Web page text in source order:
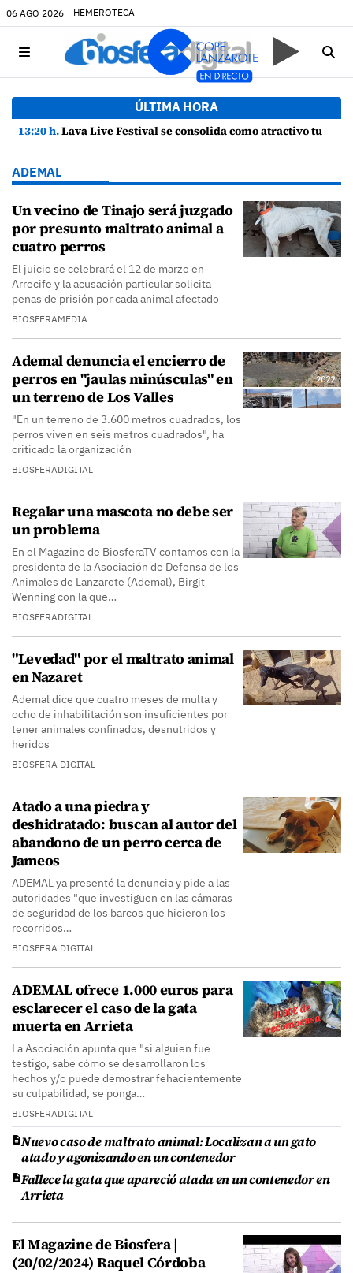
06 AGO 2026 HEMEROTECA
ÚLTIMA HORA
13:20 h.Lava Live Festival se consolida como atractivo turístico y agente dinamizador de la economía de Lanzarote
ADEMAL
Un vecino de Tinajo será juzgado
por presunto maltrato animal a
cuatro perros
El juicio se celebrará el 12 de marzo en
Arrecife y la acusación particular solicita
penas de prisión por cada animal afectado
BIOSFERAMEDIA
Ademal denuncia el encierro de
perros en "jaulas minúsculas" en
un terreno de Los Valles
"En un terreno de 3.600 metros cuadrados, los
perros viven en seis metros cuadrados", ha
criticado la organización
BIOSFERADIGITAL
Regalar una mascota no debe ser
un problema
En el Magazine de BiosferaTV contamos con la
presidenta de la Asociación de Defensa de los
Animales de Lanzarote (Ademal), Birgit
Wenning con la que…
BIOSFERADIGITAL
"Levedad" por el maltrato animal
en Nazaret
Ademal dice que cuatro meses de multa y
ocho de inhabilitación son insuficientes por
tener animales confinados, desnutridos y
heridos
BIOSFERA DIGITAL
Atado a una piedra y
deshidratado: buscan al autor del
abandono de un perro cerca de
Jameos
ADEMAL ya presentó la denuncia y pide a las
autoridades "que investiguen en las cámaras
de seguridad de los barcos que hicieron los
recorridos…
BIOSFERA DIGITAL
ADEMAL ofrece 1.000 euros para
esclarecer el caso de la gata
muerta en Arrieta
La Asociación apunta que "si alguien fue
testigo, sabe cómo se desarrollaron los
hechos y/o puede demostrar fehacientemente
su culpabilidad, se ponga…
BIOSFERADIGITAL
Nuevo caso de maltrato animal: Localizan a un gato
atado y agonizando en un contenedor
Fallece la gata que apareció atada en un contenedor en
Arrieta
El Magazine de Biosfera |
(20/02/2024) Raquel Córdoba